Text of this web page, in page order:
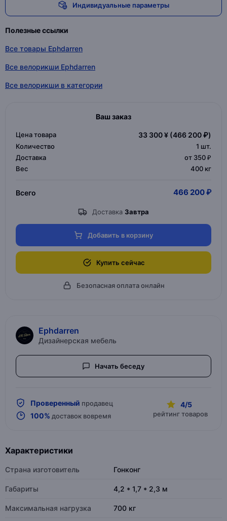
Индивидуальные параметры
Полезные ссылки
Все товары Ephdarren
Все велорикши Ephdarren
Все велорикши в категории
Ваш заказ
Цена товара 33 300 ¥ (466 200 ₽)
Количество 1 шт.
Доставка
от 350 ₽
Вес
400 кг
Всего 466 200 ₽
Доставка Завтра
Добавить в корзину
Купить сейчас
Безопасная оплата онлайн
Ephdarren
Дизайнерская мебель
Начать беседу
Проверенный продавец
100% доставок вовремя
4/5
рейтинг товаров
Характеристики
Страна изготовитель Гонконг
Габариты 4,2 * 1,7 * 2,3 м
Максимальная нагрузка 700 кг